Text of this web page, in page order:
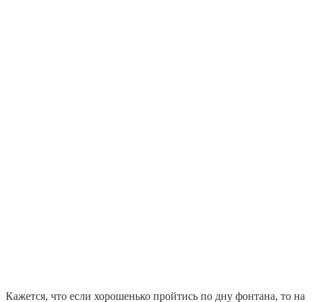
Кажется, что если хорошенько пройтись по дну фонтана, то на